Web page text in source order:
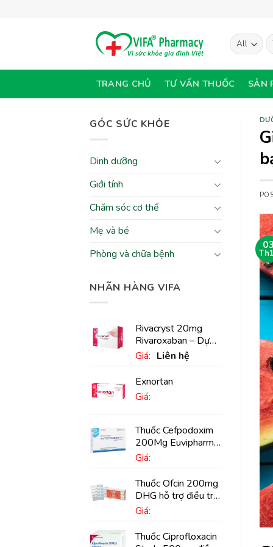
TRANG CHỦ TƯ VẤN THUỐC SẢN
GÓC SỨC KHỎE
Dinh dưỡng
Giới tính
Chăm sóc cơ thể
Mẹ và bé
Phòng và chữa bệnh
NHÃN HÀNG VIFA
Rivacryst 20mg
Rivaroxaban – Dự
phòng đột quỵ,
huyết khối tĩnh mạch
Giá: Liên hệ
Exnortan
Giá:
Thuốc Cefpodoxim
200Mg Euvipharm
điều trị nhiễm khuẩn
Giá:
Thuốc Ofcin 200mg
DHG hỗ trợ điều trị
viêm phế quản nặng
Giá:
Thuốc Ciprofloxacin
03